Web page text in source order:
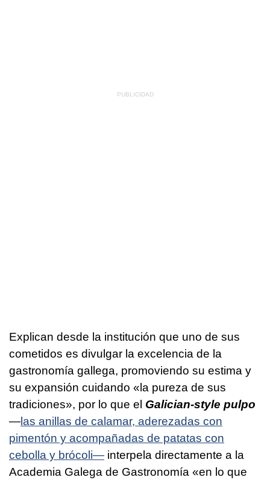
Explican desde la institución que uno de sus
cometidos es divulgar la excelencia de la
gastronomía gallega, promoviendo su estima y
su expansión cuidando «la pureza de sus
tradiciones», por lo que el Galician-style pulpo
—las anillas de calamar, aderezadas con
pimentón y acompañadas de patatas con
cebolla y brócoli— interpela directamente a la
Academia Galega de Gastronomía «en lo que